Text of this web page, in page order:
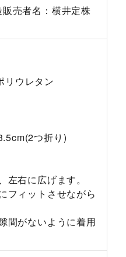
販売者名：横井定株
リウレタン
つ折り)
右に広げます。
フィットさせながら
間がないように着用